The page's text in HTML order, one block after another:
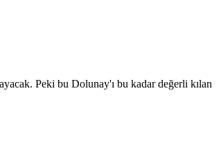
Peki bu Dolunay'ı bu kadar değerli kılan